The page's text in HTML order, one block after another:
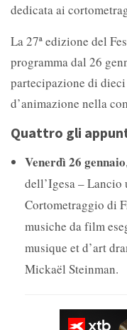
dedicata ai
La 27ª edizione del
programma dal 26
partecipazione di
d’animazione nella
Quattro gli
Venerdì 26 gennaio
dell’Igesa –
Cortometraggio di
musiche da film
musique et d’art
Mickaël Steinman.